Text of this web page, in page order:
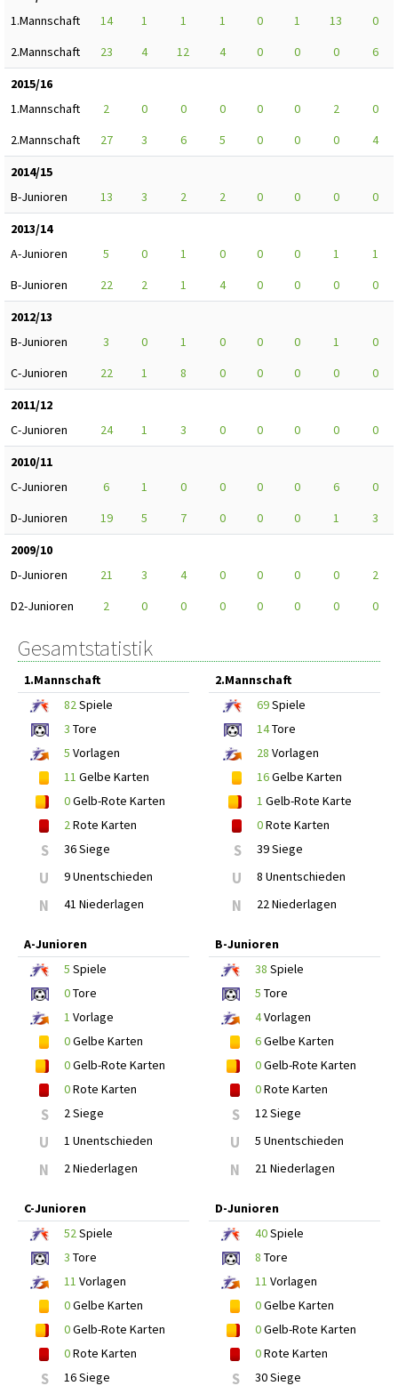
1.Mannschaft
14 1 1 1 0 1 13
0
2.Mannschaft
23 4 12 4 0 0 0
6
2015/16
1.Mannschaft
2 0 0 0 0 0 2
0
2.Mannschaft
27 3 6 5 0 0 0
4
2014/15
B-Junioren
13 3 2 2 0 0 0
0
2013/14
A-Junioren
5 0 1 0 0 0 1
1
B-Junioren
22 2 1 4 0 0 0
0
2012/13
B-Junioren
3 0 1 0 0 0 1
0
C-Junioren
22 1 8 0 0 0 0
0
2011/12
C-Junioren
24 1 3 0 0 0 0
0
2010/11
C-Junioren
6 1 0 0 0 0 6
0
D-Junioren
19 5 7 0 0 0 1
3
2009/10
D-Junioren
21 3 4 0 0 0 0
2
D2-Junioren
2 0 0 0 0 0 0 0
Gesamtstatistik
1.Mannschaft
82Spiele
3 Tore
5 Vorlagen
11 Gelbe Karten
0Gelb-Rote Karten
2Rote Karten
S 36 Siege
U 9 Unentschieden
N 41 Niederlagen
2.Mannschaft
69Spiele
14Tore
28 Vorlagen
16Gelbe Karten
1 Gelb-Rote Karte
0Rote Karten
S 39 Siege
U 8 Unentschieden
N 22 Niederlagen
A-Junioren
5 Spiele
0Tore
1 Vorlage
0Gelbe Karten
0Gelb-Rote Karten
0Rote Karten
S 2 Siege
U 1 Unentschieden
N 2 Niederlagen
B-Junioren
38 Spiele
5 Tore
4Vorlagen
6Gelbe Karten
0Gelb-Rote Karten
0Rote Karten
S 12 Siege
U 5 Unentschieden
N 21 Niederlagen
C-Junioren
52Spiele
3 Tore
11 Vorlagen
0Gelbe Karten
0Gelb-Rote Karten
0Rote Karten
S 16 Siege
D-Junioren
40Spiele
8 Tore
11 Vorlagen
0Gelbe Karten
0Gelb-Rote Karten
0Rote Karten
S 30 Siege